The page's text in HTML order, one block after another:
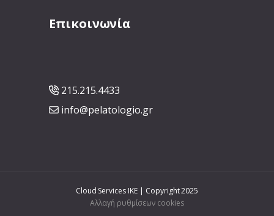
Επικοινωνία
215.215.4433
info@pelatologio.gr
Cloud Services IKE | Copyright 2025
Αλλαγή ρυθμίσεων cookies